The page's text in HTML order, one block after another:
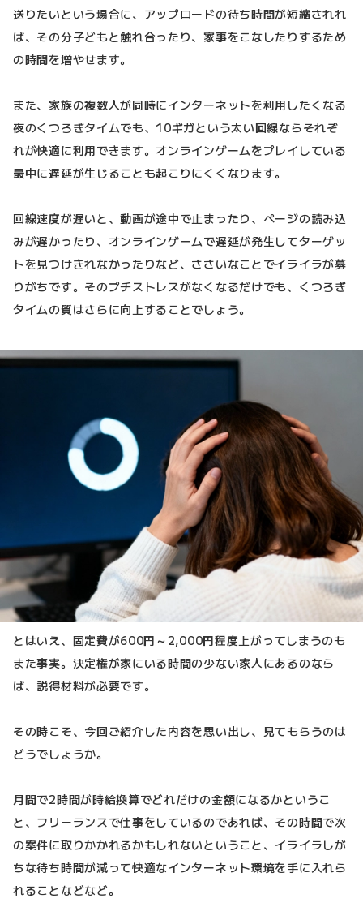
送りたいという場合に、アップロードの待ち時間が短縮されれ
ば、その分子どもと触れ合ったり、家事をこなしたりするため
の時間を増やせます。
また、家族の複数人が同時にインターネットを利用したくなる
夜のくつろぎタイムでも、10ギガという太い回線ならそれぞ
れが快適に利用できます。オンラインゲームをプレイしている
最中に遅延が生じることも起こりにくくなります。
回線速度が遅いと、動画が途中で止まったり、ページの読み込
みが遅かったり、オンラインゲームで遅延が発生してターゲッ
トを見つけきれなかったりなど、ささいなことでイライラが募
りがちです。そのプチストレスがなくなるだけでも、くつろぎ
タイムの質はさらに向上することでしょう。
とはいえ、固定費が600円～2,000円程度上がってしまうのも
また事実。決定権が家にいる時間の少ない家人にあるのなら
ば、説得材料が必要です。
その時こそ、今回ご紹介した内容を思い出し、見てもらうのは
どうでしょうか。
月間で2時間が時給換算でどれだけの金額になるかというこ
と、フリーランスで仕事をしているのであれば、その時間で次
の案件に取りかかれるかもしれないということ、イライラしが
ちな待ち時間が減って快適なインターネット環境を手に入れら
れることなどなど。